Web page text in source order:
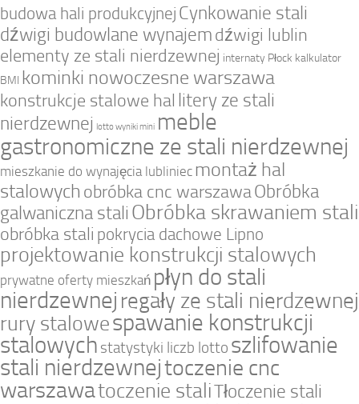
budowa hali produkcyjnej Cynkowanie stali
dźwigi budowlane wynajemdźwigi lublin
elementy ze stali nierdzewnej internaty Płock kalkulator
BMI kominki nowoczesne warszawa
konstrukcje stalowe hal litery ze stali
nierdzewnej lotto wyniki mini meble
gastronomiczne ze stali nierdzewnej
mieszkanie do wynajęcia lubliniec montaż hal
stalowych obróbka cnc warszawaObróbka
galwaniczna stali Obróbka skrawaniem stali
obróbka stali pokrycia dachowe Lipno
projektowanie konstrukcji stalowych
prywatne oferty mieszkań płyn do stali
nierdzewnej regały ze stali nierdzewnej
rury stalowespawanie konstrukcji
stalowych statystyki liczb lotto szlifowanie
stali nierdzewnejtoczenie cnc
warszawatoczenie staliTłoczenie stali